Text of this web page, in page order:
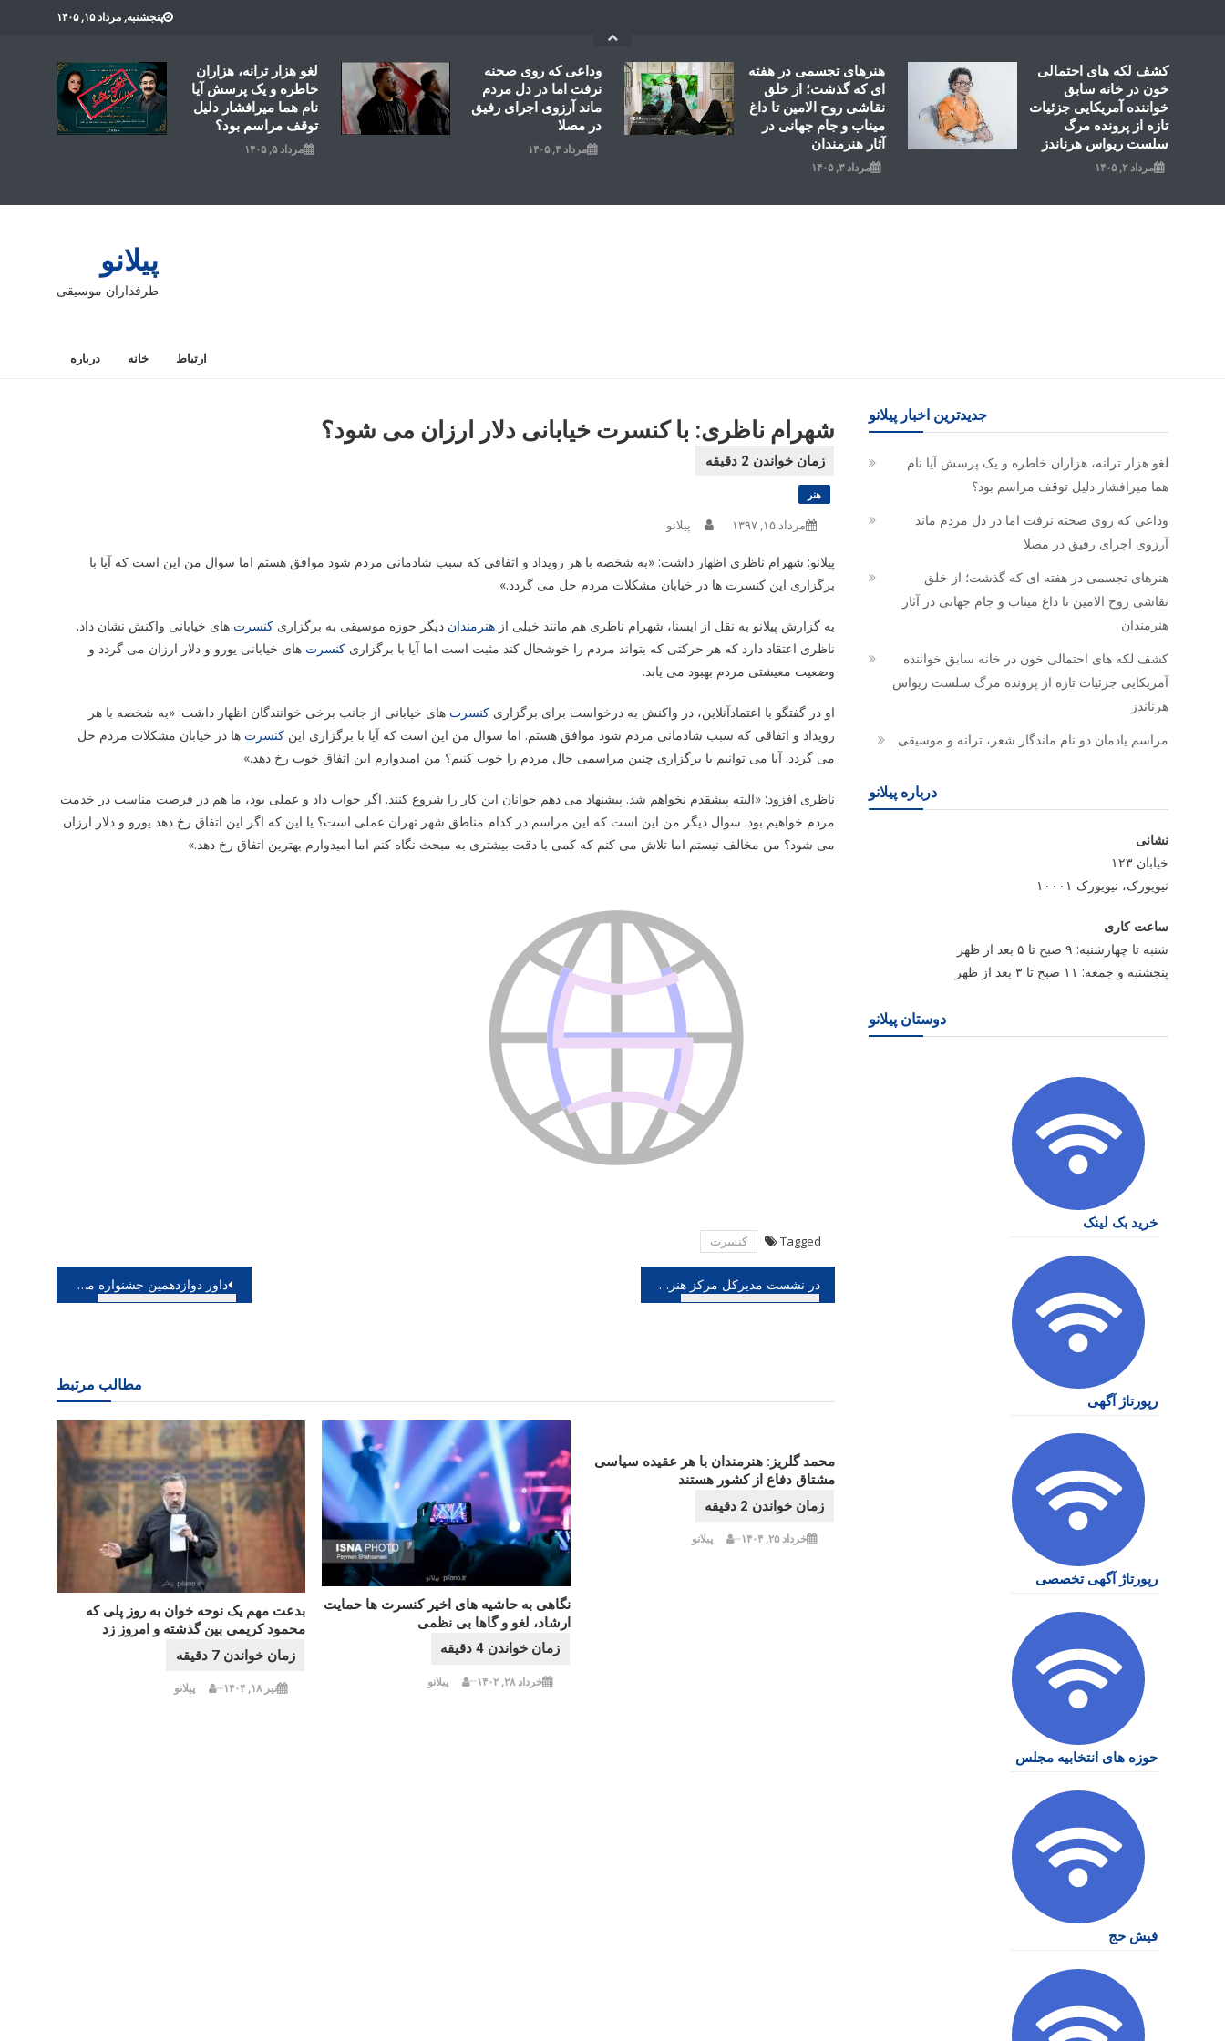
پنجشنبه, مرداد ۱۵, ۱۴۰۵
لغو هزار ترانه، هزاران
خاطره و یک پرسش آیا
نام هما میرافشار دلیل
توقف مراسم بود؟
مرداد ۵, ۱۴۰۵
وداعی که روی صحنه
نرفت اما در دل مردم
ماند آرزوی اجرای رفیق
در مصلا
مرداد ۴, ۱۴۰۵
هنرهای تجسمی در هفته
ای که گذشت؛ از خلق
نقاشی روح الامین تا داغ
میناب و جام جهانی در
آثار هنرمندان
مرداد ۳, ۱۴۰۵
کشف لکه های احتمالی
خون در خانه سابق
خواننده آمریکایی جزئیات
تازه از پرونده مرگ
سلست ریواس هرناندز
مرداد ۲, ۱۴۰۵
پیلانو
طرفداران موسیقی
ارتباط خانه درباره
شهرام ناظری: با کنسرت خیابانی دلار ارزان می شود؟
هنر
مرداد ۱۵, ۱۳۹۷ پیلانو
پیلانو: شهرام ناظری اظهار داشت: «به شخصه با هر رویداد و اتفاقی که سبب شادمانی مردم شود موافق هستم اما سوال من این است که آیا با
برگزاری این کنسرت ها در خیابان مشکلات مردم حل می گردد.»
به گزارش پیلانو به نقل از ایسنا، شهرام ناظری هم مانند خیلی از هنرمندان دیگر حوزه موسیقی به برگزاری کنسرت های خیابانی واکنش نشان داد.
ناظری اعتقاد دارد که هر حرکتی که بتواند مردم را خوشحال کند مثبت است اما آیا با برگزاری کنسرت های خیابانی یورو و دلار ارزان می گردد و
وضعیت معیشتی مردم بهبود می یابد.
او در گفتگو با اعتمادآنلاین، در واکنش به درخواست برای برگزاری کنسرت های خیابانی از جانب برخی خوانندگان اظهار داشت: «به شخصه با هر
رویداد و اتفاقی که سبب شادمانی مردم شود موافق هستم. اما سوال من این است که آیا با برگزاری این کنسرت ها در خیابان مشکلات مردم حل
می گردد. آیا می توانیم با برگزاری چنین مراسمی حال مردم را خوب کنیم؟ من امیدوارم این اتفاق خوب رخ دهد.»
ناظری افزود: «البته پیشقدم نخواهم شد. پیشنهاد می دهم جوانان این کار را شروع کنند. اگر جواب داد و عملی بود، ما هم در فرصت مناسب در خدمت
مردم خواهیم بود. سوال دیگر من این است که این مراسم در کدام مناطق شهر تهران عملی است؟ یا این که اگر این اتفاق رخ دهد یورو و دلار ارزان
می شود؟ من مخالف نیستم اما تلاش می کنم که کمی با دقت بیشتری به مبحث نگاه کنم اما امیدوارم بهترین اتفاق رخ دهد.»
Tagged كنسرت
راهبری
داور دوازدهمین جشنواره موسیقی جوان در نشست مدیرکل مرکز هنرهای تجسمی با گالری دارها چه گذشت؟
مطالب مرتبط
بدعت مهم یک نوحه خوان به روز پلی که
محمود کریمی بین گذشته و امروز زد
تیر ۱۸, ۱۴۰۴ پیلانو
نگاهی به حاشیه های اخیر کنسرت ها حمایت
ارشاد، لغو و گاها بی نظمی
خرداد ۲۸, ۱۴۰۲ پیلانو
محمد گلریز: هنرمندان با هر عقیده سیاسی
مشتاق دفاع از کشور هستند
خرداد ۲۵, ۱۴۰۴ پیلانو
جدیدترین اخبار پیلانو
لغو هزار ترانه، هزاران خاطره و یک پرسش آیا نام
هما میرافشار دلیل توقف مراسم بود؟
وداعی که روی صحنه نرفت اما در دل مردم ماند
آرزوی اجرای رفیق در مصلا
هنرهای تجسمی در هفته ای که گذشت؛ از خلق
نقاشی روح الامین تا داغ میناب و جام جهانی در آثار
هنرمندان
کشف لکه های احتمالی خون در خانه سابق خواننده
آمریکایی جزئیات تازه از پرونده مرگ سلست ریواس
هرناندز
مراسم یادمان دو نام ماندگار شعر، ترانه و موسیقی
درباره پیلانو
نشانی
خیابان ۱۲۳
نیویورک، نیویورک ۱۰۰۰۱
ساعت کاری
شنبه تا چهارشنبه: ۹ صبح تا ۵ بعد از ظهر
پنجشنبه و جمعه: ۱۱ صبح تا ۳ بعد از ظهر
دوستان پیلانو
خرید بک لینک
رپورتاژ آگهی
رپورتاژ آگهی تخصصی
حوزه های انتخابیه مجلس
فیش حج